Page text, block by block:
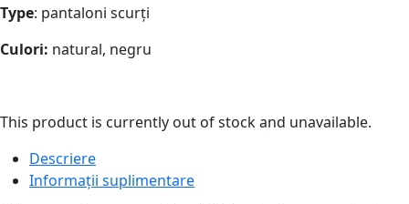
Type: pantaloni scurți
Culori: natural, negru
This product is currently out of stock and unavailable.
Descriere
Informații suplimentare